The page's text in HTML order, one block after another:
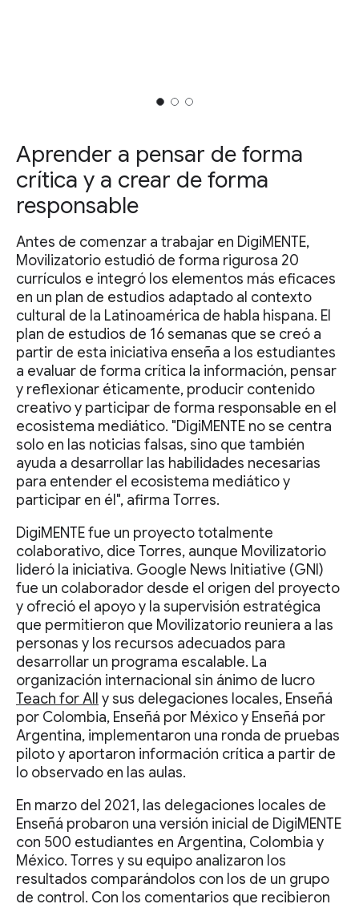
Aprender a pensar de forma
crítica y a crear de forma
responsable
Antes de comenzar a trabajar en DigiMENTE,
Movilizatorio estudió de forma rigurosa 20
currículos e integró los elementos más eficaces
en un plan de estudios adaptado al contexto
cultural de la Latinoamérica de habla hispana. El
plan de estudios de 16 semanas que se creó a
partir de esta iniciativa enseña a los estudiantes
a evaluar de forma crítica la información, pensar
y reflexionar éticamente, producir contenido
creativo y participar de forma responsable en el
ecosistema mediático. "DigiMENTE no se centra
solo en las noticias falsas, sino que también
ayuda a desarrollar las habilidades necesarias
para entender el ecosistema mediático y
participar en él", afirma Torres.
DigiMENTE fue un proyecto totalmente
colaborativo, dice Torres, aunque Movilizatorio
lideró la iniciativa. Google News Initiative (GNI)
fue un colaborador desde el origen del proyecto
y ofreció el apoyo y la supervisión estratégica
que permitieron que Movilizatorio reuniera a las
personas y los recursos adecuados para
desarrollar un programa escalable. La
organización internacional sin ánimo de lucro
Teach for All y sus delegaciones locales, Enseñá
por Colombia, Enseñá por México y Enseñá por
Argentina, implementaron una ronda de pruebas
piloto y aportaron información crítica a partir de
lo observado en las aulas.
En marzo del 2021, las delegaciones locales de
Enseñá probaron una versión inicial de DigiMENTE
con 500 estudiantes en Argentina, Colombia y
México. Torres y su equipo analizaron los
resultados comparándolos con los de un grupo
de control. Con los comentarios que recibieron